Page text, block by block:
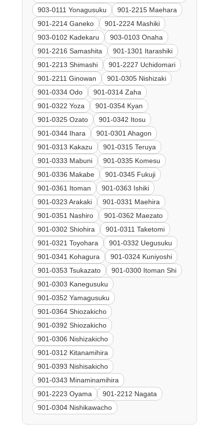
903-0111 Yonagusuku
901-2215 Maehara
901-2214 Ganeko
901-2224 Mashiki
903-0102 Kadekaru
903-0103 Onaha
901-2216 Samashita
901-1301 Itarashiki
901-2213 Shimashi
901-2227 Uchidomari
901-2211 Ginowan
901-0305 Nishizaki
901-0334 Odo
901-0314 Zaha
901-0322 Yoza
901-0354 Kyan
901-0325 Ozato
901-0342 Itosu
901-0344 Ihara
901-0301 Ahagon
901-0313 Kakazu
901-0315 Teruya
901-0333 Mabuni
901-0335 Komesu
901-0336 Makabe
901-0345 Fukuji
901-0361 Itoman
901-0363 Ishiki
901-0323 Arakaki
901-0331 Maehira
901-0351 Nashiro
901-0362 Maezato
901-0302 Shiohira
901-0311 Taketomi
901-0321 Toyohara
901-0332 Uegusuku
901-0341 Kohagura
901-0324 Kuniyoshi
901-0353 Tsukazato
901-0300 Itoman Shi
901-0303 Kanegusuku
901-0352 Yamagusuku
901-0364 Shiozakicho
901-0392 Shiozakicho
901-0306 Nishizakicho
901-0312 Kitanamihira
901-0393 Nishisakicho
901-0343 Minaminamihira
901-2223 Oyama
901-2212 Nagata
901-0304 Nishikawacho